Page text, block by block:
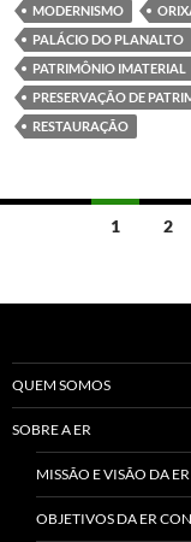
MODERNISMO
PALÁCIO DO PLANALTO
PATRIMÔNIO IMATERIAL
PRESERVAÇÃO DE
RESTAURAÇÃO
Navegação
posts
1 2
QUEM SOMOS
SOBRE A ER
MISSÃO E VISÃO DA
OBJETIVOS DA ER